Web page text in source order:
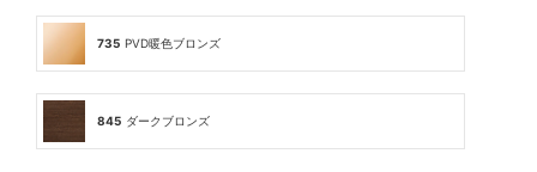
735 PVD暖色ブロンズ
845 ダークブロンズ